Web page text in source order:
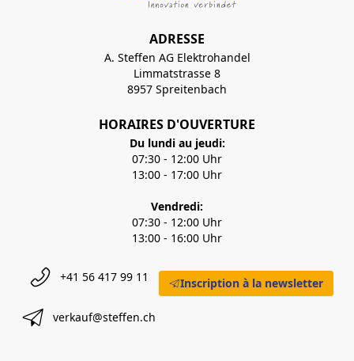
ADRESSE
A. Steffen AG Elektrohandel
Limmatstrasse 8
8957 Spreitenbach
HORAIRES D'OUVERTURE
Du lundi au jeudi:
07:30 - 12:00 Uhr
13:00 - 17:00 Uhr
Vendredi:
07:30 - 12:00 Uhr
13:00 - 16:00 Uhr
+41 56 417 99 11
verkauf@steffen.ch
Inscription à la newsletter